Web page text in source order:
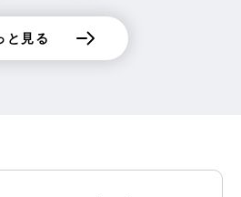
と見る